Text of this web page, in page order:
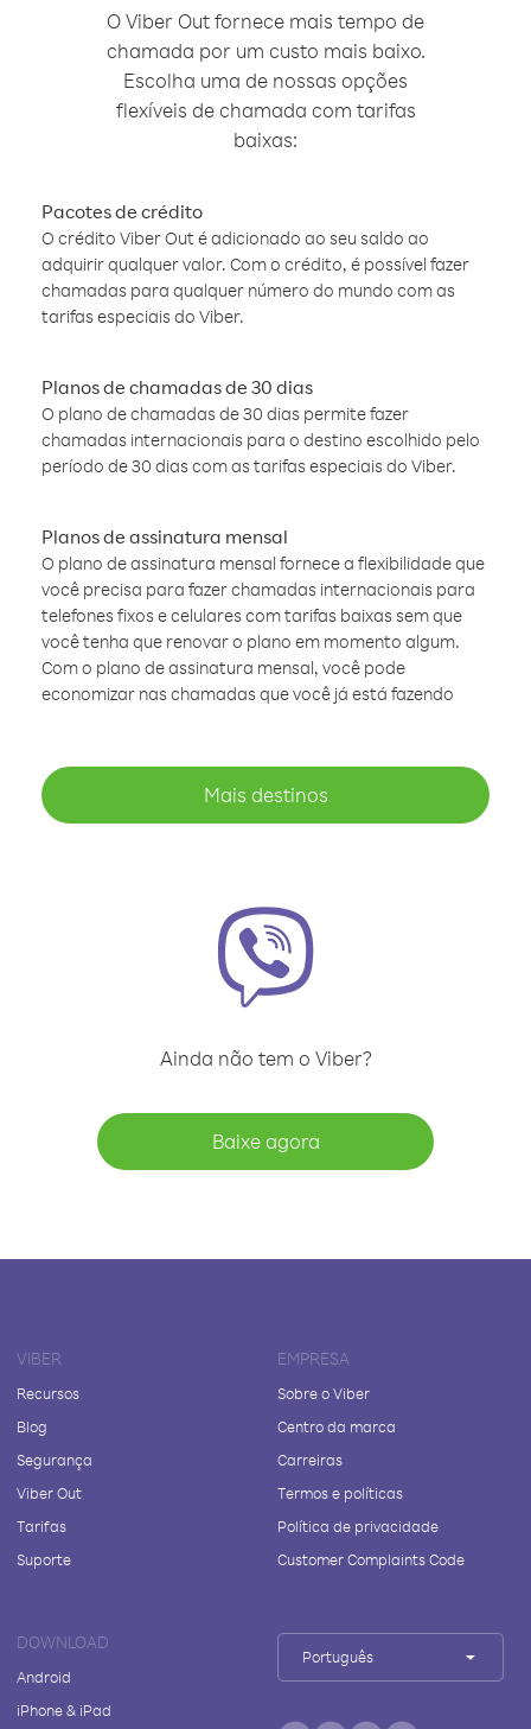
O Viber Out fornece mais tempo de
chamada por um custo mais baixo.
Escolha uma de nossas opções
flexíveis de chamada com tarifas
baixas:
Pacotes de crédito
O crédito Viber Out é adicionado ao seu saldo ao
adquirir qualquer valor. Com o crédito, é possível fazer
chamadas para qualquer número do mundo com as
tarifas especiais do Viber.
Planos de chamadas de 30 dias
O plano de chamadas de 30 dias permite fazer
chamadas internacionais para o destino escolhido pelo
período de 30 dias com as tarifas especiais do Viber.
Planos de assinatura mensal
O plano de assinatura mensal fornece a flexibilidade que
você precisa para fazer chamadas internacionais para
telefones fixos e celulares com tarifas baixas sem que
você tenha que renovar o plano em momento algum.
Com o plano de assinatura mensal, você pode
economizar nas chamadas que você já está fazendo
Mais destinos
Ainda não tem o Viber?
Baixe agora
VIBER
Recursos
Blog
Segurança
Viber Out
Tarifas
Suporte
EMPRESA
Sobre o Viber
Centro da marca
Carreiras
Termos e políticas
Política de privacidade
Customer Complaints Code
DOWNLOAD
Android
iPhone & iPad
Português